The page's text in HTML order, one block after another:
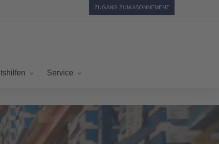
ZUGANG ZUM ABONNEMENT
Service